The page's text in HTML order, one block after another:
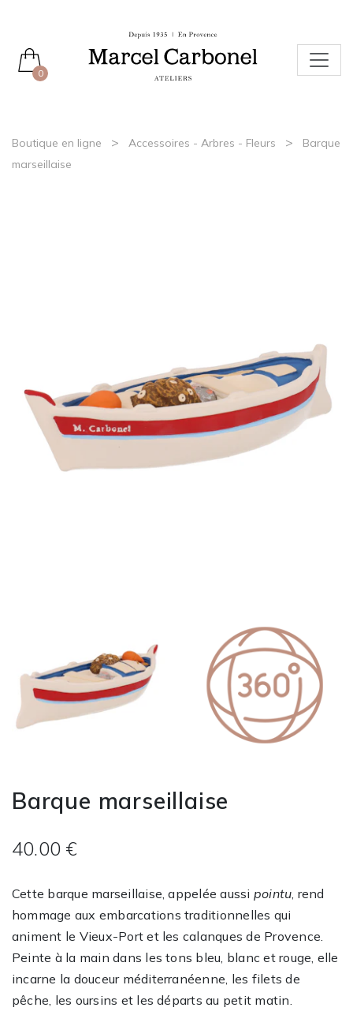
0
Boutique en ligne > Accessoires - Arbres - Fleurs >
Barque
marseillaise
Barque marseillaise
40.00 €
Cette barque marseillaise, appelée aussi pointu , rend
hommage aux embarcations traditionnelles qui
animent le Vieux-Port et les calanques de Provence.
Peinte à la main dans les tons bleu, blanc et rouge, elle
incarne la douceur méditerranéenne, les filets de
pêche, les oursins et les départs au petit matin.